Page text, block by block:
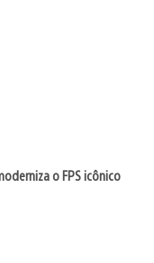
o FPS icônico